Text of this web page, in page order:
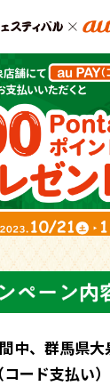
中、群馬県
ード支払い